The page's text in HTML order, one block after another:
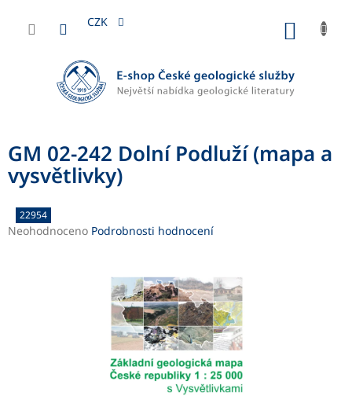
obsah
CZK
GM 02-242 Dolní Podluží (mapa a
vysvětlivky)
22954
Průměrné
Neohodnoceno Podrobnosti hodnocení